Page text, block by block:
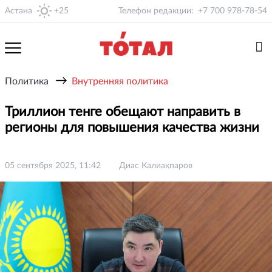
Астана +25 Телефон редакции: +7 700 978-78-54
Политика → Внутренняя политика
Триллион тенге обещают направить в
регионы для повышения качества жизни
05 сентября 2025, 11:42 Диас Калиакпаров